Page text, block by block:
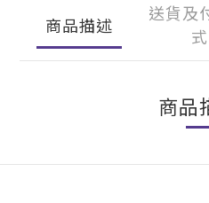
商品描述
送貨及
式
商品